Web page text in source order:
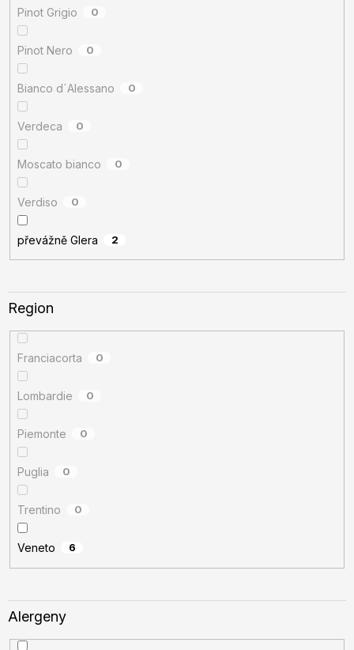
Pinot Grigio 0
Pinot Nero 0
Bianco d´Alessano 0
Verdeca 0
Moscato bianco 0
Verdiso 0
převážně Glera 2
Region
Franciacorta 0
Lombardie 0
Piemonte 0
Puglia 0
Trentino 0
Veneto 6
Alergeny